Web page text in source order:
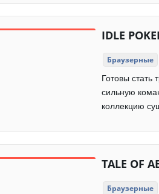
IDLE
Браузерные
Готовы
сильную
коллекцию
TALE OF
Браузерные